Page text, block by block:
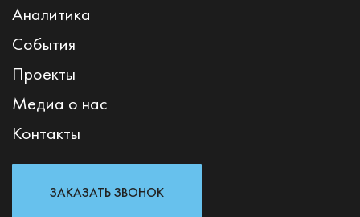
Аналитика
События
Проекты
Медиа о нас
Контакты
ЗАКАЗАТЬ ЗВОНОК